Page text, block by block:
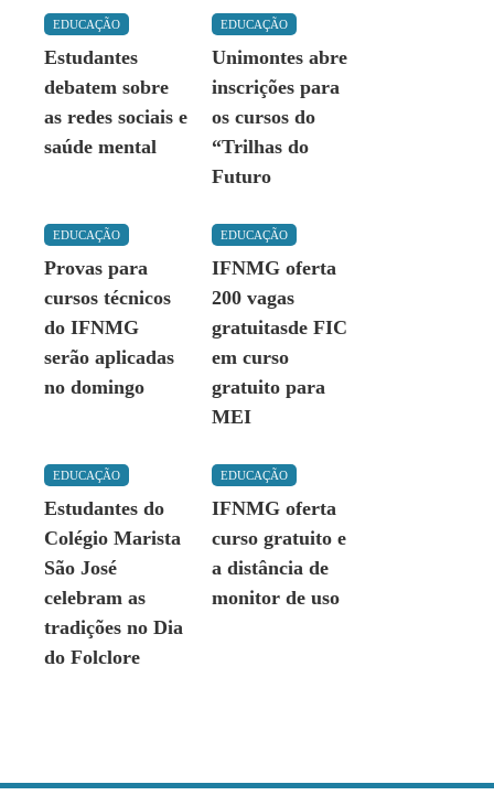
EDUCAÇÃO
Estudantes
debatem sobre
as redes sociais e
saúde mental
EDUCAÇÃO
Unimontes abre
inscrições para
os cursos do
“Trilhas do
Futuro
EDUCAÇÃO
Provas para
cursos técnicos
do IFNMG
serão aplicadas
no domingo
EDUCAÇÃO
IFNMG oferta
200 vagas
gratuitasde FIC
em curso
gratuito para
MEI
EDUCAÇÃO
Estudantes do
Colégio Marista
São José
celebram as
tradições no Dia
do Folclore
EDUCAÇÃO
IFNMG oferta
curso gratuito e
a distância de
monitor de uso